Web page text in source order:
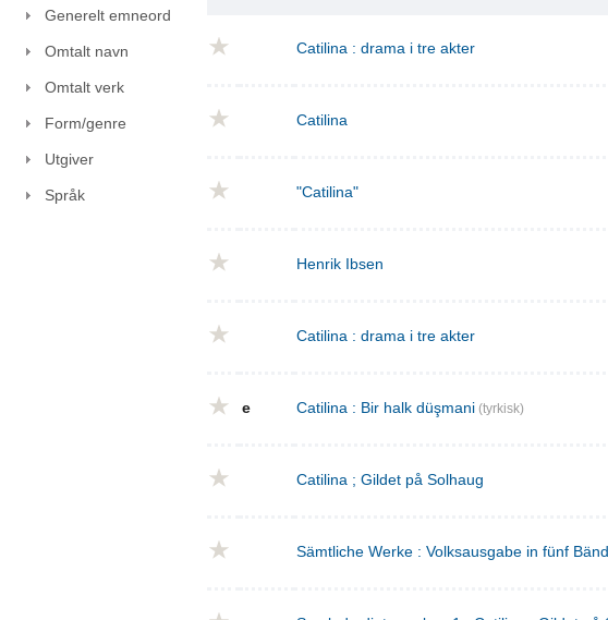
Generelt emneord
Omtalt navn
Omtalt verk
Form/genre
Utgiver
Språk
Catilina : drama i tre akter
Catilina
"Catilina"
Henrik Ibsen
Catilina : drama i tre akter
e Catilina : Bir halk düşmani (tyrkisk)
Catilina ; Gildet på Solhaug
Sämtliche Werke : Volksausgabe in fünf